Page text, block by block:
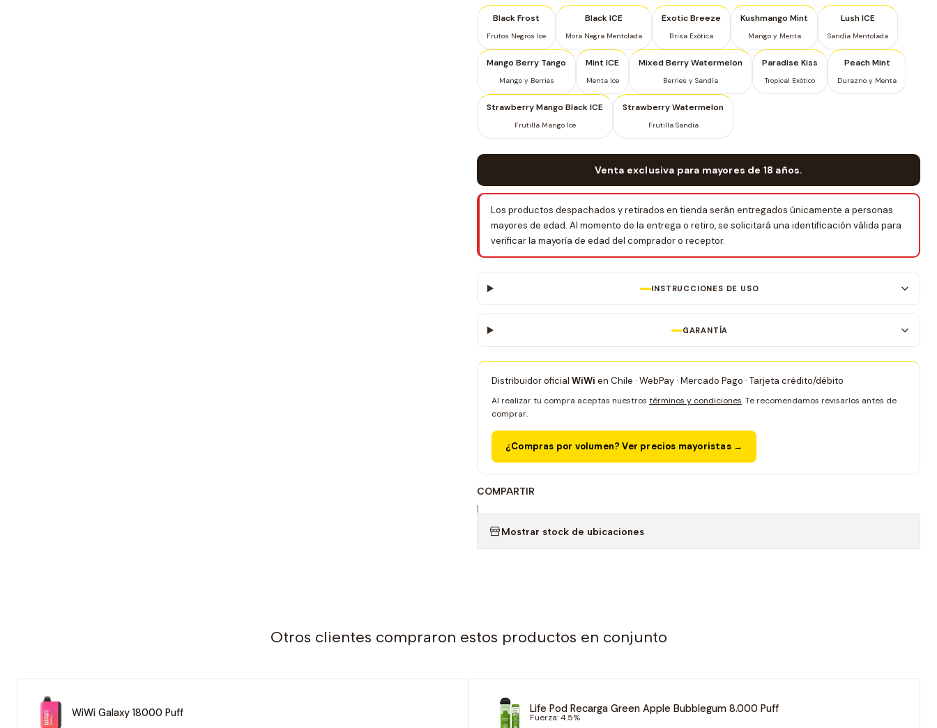
Black Frost
Frutos Negros Ice
Black ICE
Mora Negra Mentolada
Exotic Breeze
Brisa Exótica
Kushmango Mint
Mango y Menta
Lush ICE
Sandía Mentolada
Mango Berry Tango
Mango y Berries
Mint ICE
Menta Ice
Mixed Berry Watermelon
Berries y Sandía
Paradise Kiss
Tropical Exótico
Peach Mint
Durazno y Menta
Strawberry Mango Black ICE
Frutilla Mango Ice
Strawberry Watermelon
Frutilla Sandía
Venta exclusiva para mayores de 18 años.
Los productos despachados y retirados en tienda serán entregados únicamente a personas
mayores de edad. Al momento de la entrega o retiro, se solicitará una identificación válida para
verificar la mayoría de edad del comprador o receptor.
INSTRUCCIONES DE USO
GARANTÍA
Distribuidor oficial WiWi en Chile · WebPay · Mercado Pago · Tarjeta crédito/débito
Al realizar tu compra aceptas nuestros términos y condiciones. Te recomendamos revisarlos antes de
comprar.
¿Compras por volumen? Ver precios mayoristas →
COMPARTIR
|
Mostrar stock de ubicaciones
Otros clientes compraron estos productos en conjunto
WiWi Galaxy 18000 Puff Life Pod Recarga Green Apple Bubblegum 8.000 Puff
Fuerza: 4.5%